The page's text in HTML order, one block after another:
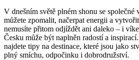
V dnešním světě plném shonu se
můžete zpomalit, načerpat energii a
nemusíte přitom odjíždět ani daleko – i
Česku může být naplněn radostí a
najdete tipy na destinace, které jsou jako
plný smíchu, odpočinku i dobrodružství.